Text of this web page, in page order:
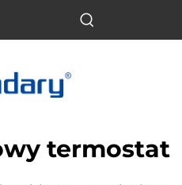
termostat